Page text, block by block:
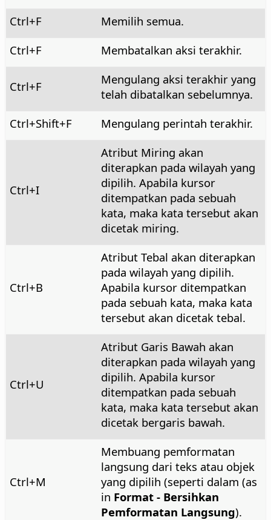
Ctrl+F
Memilih semua.
Ctrl+F Membatalkan aksi terakhir.
Ctrl+F
Mengulang aksi terakhir yang
telah dibatalkan sebelumnya.
Ctrl+Shift+F Mengulang perintah terakhir.
Ctrl+I
Atribut Miring akan
diterapkan pada wilayah yang
dipilih. Apabila kursor
ditempatkan pada sebuah
kata, maka kata tersebut akan
dicetak miring.
Ctrl+B
Atribut Tebal akan diterapkan
pada wilayah yang dipilih.
Apabila kursor ditempatkan
pada sebuah kata, maka kata
tersebut akan dicetak tebal.
Ctrl+U
Atribut Garis Bawah akan
diterapkan pada wilayah yang
dipilih. Apabila kursor
ditempatkan pada sebuah
kata, maka kata tersebut akan
dicetak bergaris bawah.
Ctrl+M
Membuang pemformatan
langsung dari teks atau objek
yang dipilih (seperti dalam (as
in Format - Bersihkan
Pemformatan Langsung).